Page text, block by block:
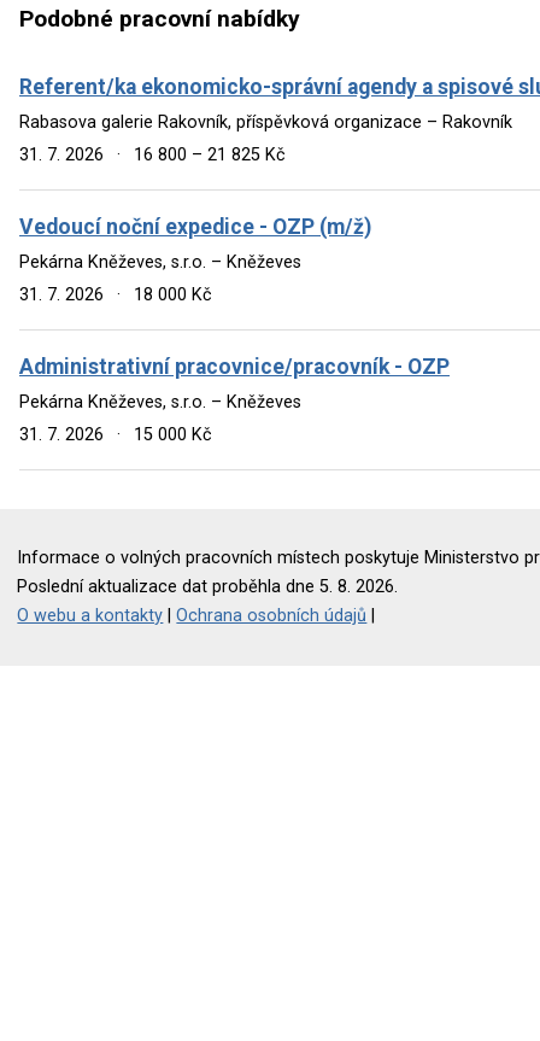
Podobné pracovní nabídky
Referent/ka ekonomicko-správní agendy a spisové
Rabasova galerie Rakovník, příspěvková organizace – Rakovník
31. 7. 2026
· 16 800 – 21 825 Kč
Vedoucí noční expedice - OZP (m/ž)
Pekárna Kněževes, s.r.o. – Kněževes
31. 7. 2026
· 18 000 Kč
Administrativní pracovnice/pracovník - OZP
Pekárna Kněževes, s.r.o. – Kněževes
31. 7. 2026
· 15 000 Kč
Informace o volných pracovních místech poskytuje Ministerstvo
Poslední aktualizace dat proběhla dne 5. 8. 2026.
O webu a kontakty |Ochrana osobních údajů